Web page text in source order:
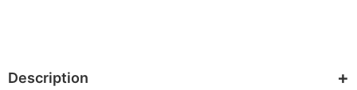
Description